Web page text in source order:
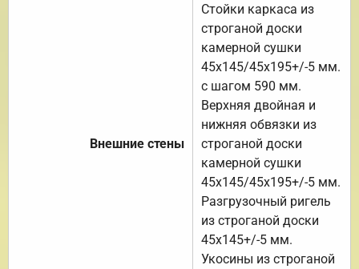
Внешние стены
Стойки каркаса из
строганой доски
камерной сушки
45х145/45х195+/-5 мм.
с шагом 590 мм.
Верхняя двойная и
нижняя обвязки из
строганой доски
камерной сушки
45х145/45х195+/-5 мм.
Разгрузочный ригель
из строганой доски
45х145+/-5 мм.
Укосины из строганой